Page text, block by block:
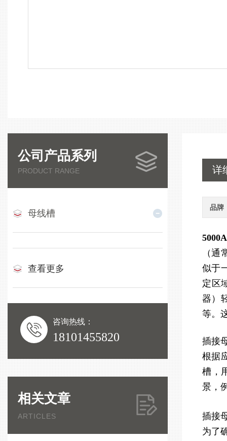
公司产品系列
PRODUCT RANGE
母线槽
查看更多
咨询热线：
18101455820
相关文章
ARTICLES
详
品牌
（
似于
定区
器）
等。
插接
根据
槽，
景，
插接
为了